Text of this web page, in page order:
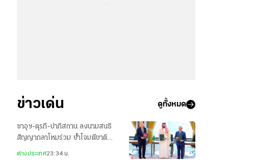
ข่าวเด่น ดูทั้งหมด
ซาอุฯ-ตุรกี-ปากีสถาน ลงนามสนธิ
สัญญากลาโหมร่วม ย้ำโจมตีชาติ
เดียวเท่ากับโจมตีทั้ง 3 ประเทศ
ต่างประเทศ23:34 น.